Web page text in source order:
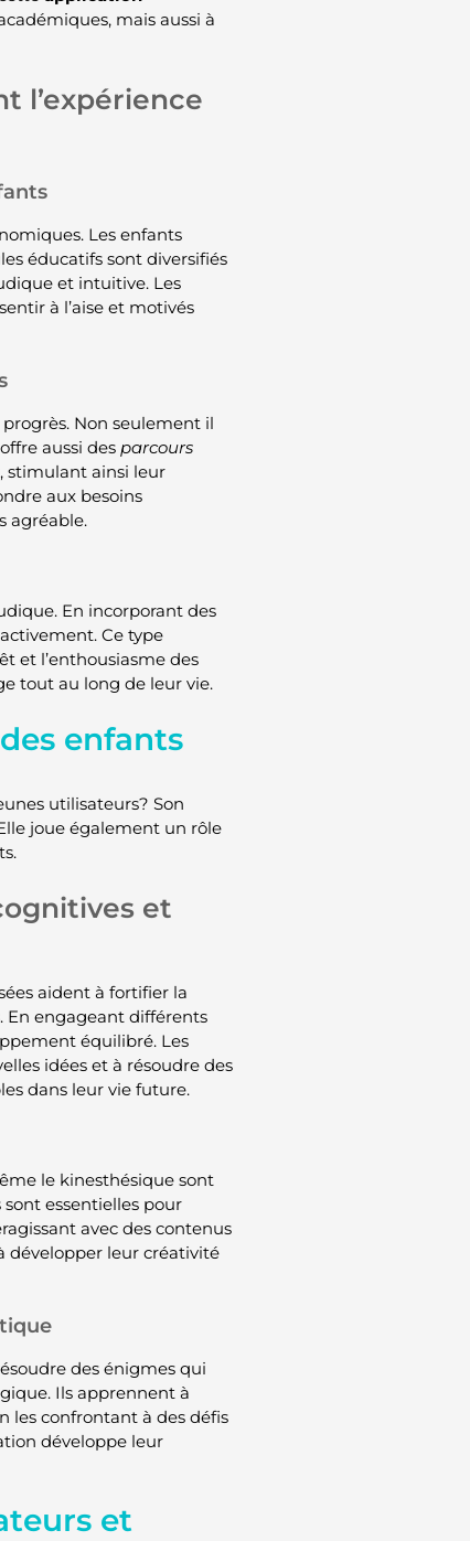
mais aussi à
l’expérience
Les enfants
éducatifs sont diversifiés
et intuitive. Les
à l’aise et motivés
Non seulement il
aussi des parcours
stimulant ainsi leur
aux besoins
agréable.
En incorporant des
Ce type
et l’enthousiasme des
tout au long de leur vie.
enfants
utilisateurs? Son
joue également un rôle
et
aident à fortifier la
En engageant différents
équilibré. Les
idées et à résoudre des
dans leur vie future.
le kinesthésique sont
essentielles pour
avec des contenus
développer leur créativité
des énigmes qui
Ils apprennent à
les confrontant à des défis
développe leur
et